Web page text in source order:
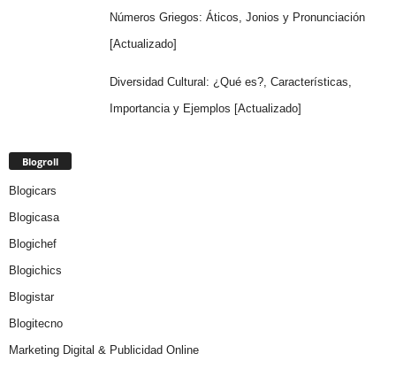
Números Griegos: Áticos, Jonios y Pronunciación
[Actualizado]
Diversidad Cultural: ¿Qué es?, Características,
Importancia y Ejemplos [Actualizado]
Blogroll
Blogicars
Blogicasa
Blogichef
Blogichics
Blogistar
Blogitecno
Marketing Digital & Publicidad Online